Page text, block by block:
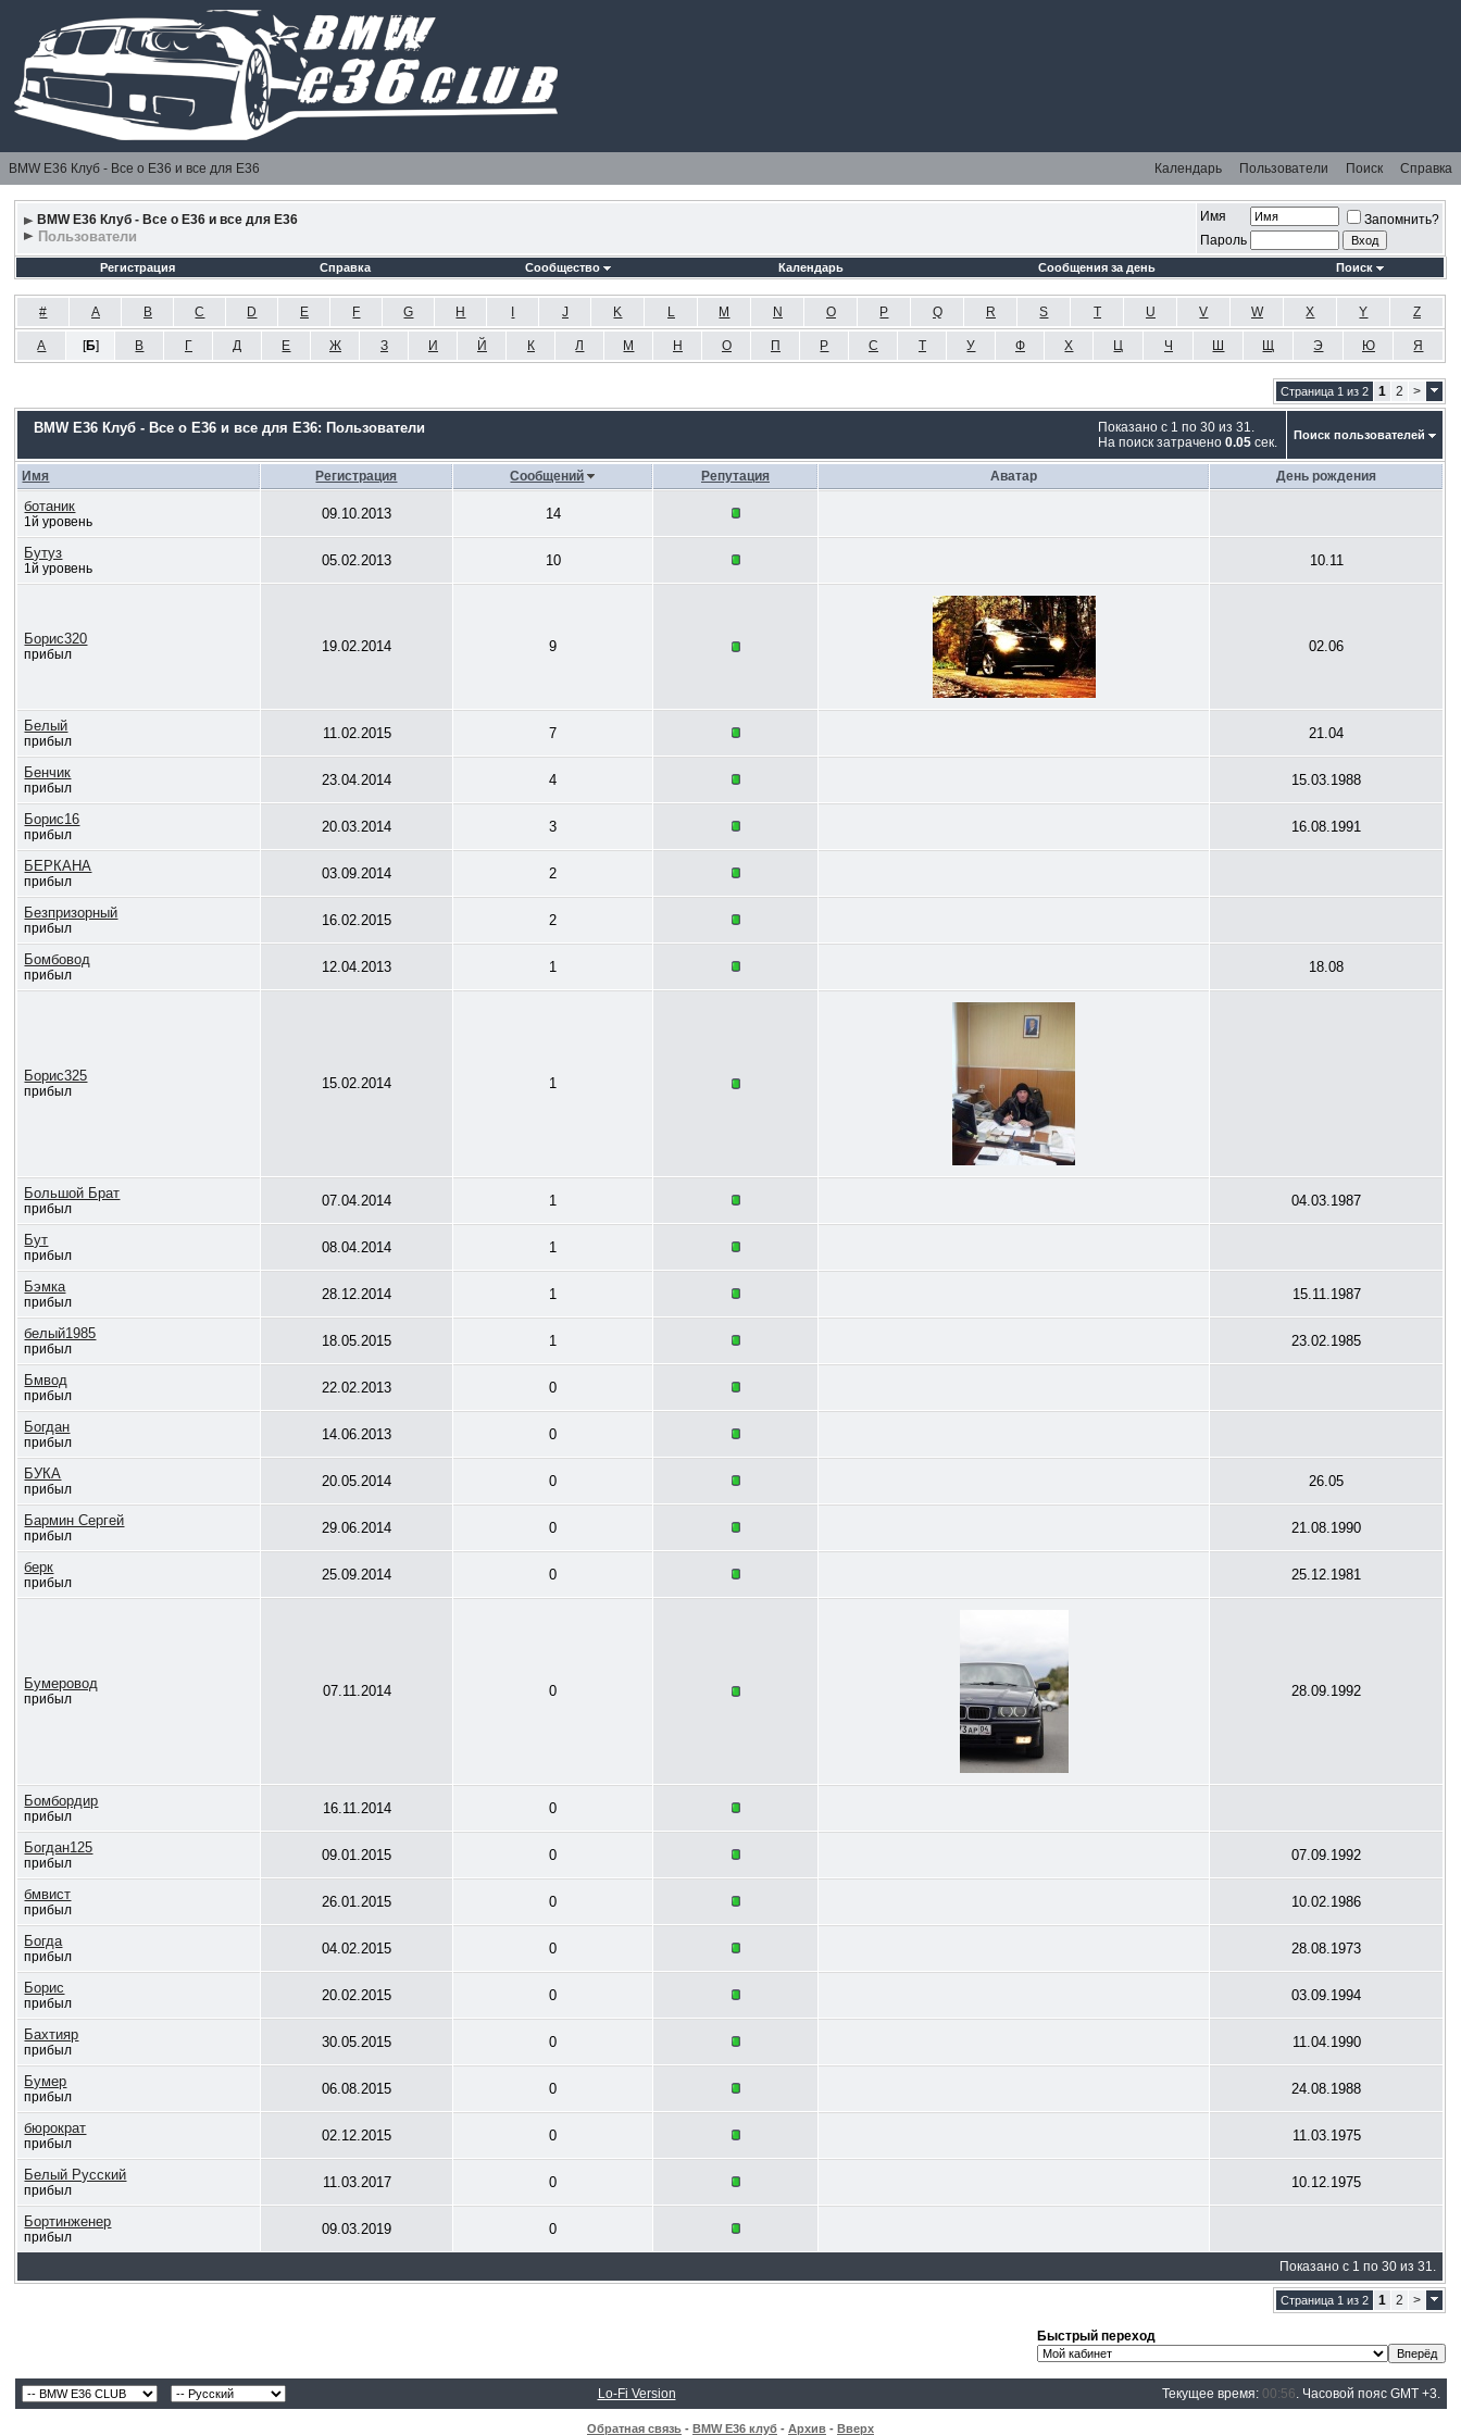
BMW E36 Клуб - Все о Е36 и все для Е36 Календарь Пользователи Поиск Справка
BMW E36 Клуб - Все о Е36 и все для Е36
Пользователи
Имя
Запомнить?
Пароль
Регистрация Справка Сообщество Календарь Сообщения за день Поиск
# A B C D E F G H J K L M N O P Q R S T U V W X Y Z
А [Б] В Г Д Е Ж З И Й К Л М Н О П Р С Т У Ф Х Ц Ч Ш Щ Э Ю Я
Страница 1 из 2 1 2 >
Показано с 1 по 30 из 31.
На поиск затрачено0.05 сек.
BMW E36 Клуб - Все о Е36 и все для Е36: Пользователи Поиск пользователей
Имя Регистрация Сообщений Репутация Аватар День рождения
ботаник
1й уровень 09.10.2013 14
Бутуз
1й уровень 05.02.2013 10 10.11
Борис320
прибыл 19.02.2014 9 02.06
Белый
прибыл 11.02.2015 7 21.04
Бенчик
прибыл 23.04.2014 4 15.03.1988
Борис16
прибыл 20.03.2014 3 16.08.1991
БЕРКАНА
прибыл 03.09.2014 2
Безпризорный
прибыл 16.02.2015 2
Бомбовод
прибыл 12.04.2013 1 18.08
Борис325
прибыл 15.02.2014 1
Большой Брат
прибыл 07.04.2014 1 04.03.1987
Бут
прибыл 08.04.2014 1
Бэмка
прибыл 28.12.2014 1 15.11.1987
белый1985
прибыл 18.05.2015 1 23.02.1985
Бмвод
прибыл 22.02.2013 0
Богдан
прибыл 14.06.2013 0
БУКА
прибыл 20.05.2014 0 26.05
Бармин Сергей
прибыл 29.06.2014 0 21.08.1990
берк
прибыл 25.09.2014 0 25.12.1981
Бумеровод
прибыл 07.11.2014 0 28.09.1992
Бомбордир
прибыл 16.11.2014 0
Богдан125
прибыл 09.01.2015 0 07.09.1992
бмвист
прибыл 26.01.2015 0 10.02.1986
Богда
прибыл 04.02.2015 0 28.08.1973
Борис
прибыл 20.02.2015 0 03.09.1994
Бахтияр
прибыл 30.05.2015 0 11.04.1990
Бумер
прибыл 06.08.2015 0 24.08.1988
бюрократ
прибыл 02.12.2015 0 11.03.1975
Белый Русский
прибыл 11.03.2017 0 10.12.1975
Бортинженер
прибыл 09.03.2019 0
Показано с 1 по 30 из 31.
Страница 1 из 2 1 2 >
Быстрый переход
Lo-Fi Version Текущее время: 00:56. Часовой пояс GMT +3.
Обратная связь - BMW E36 клуб - Архив - Вверх